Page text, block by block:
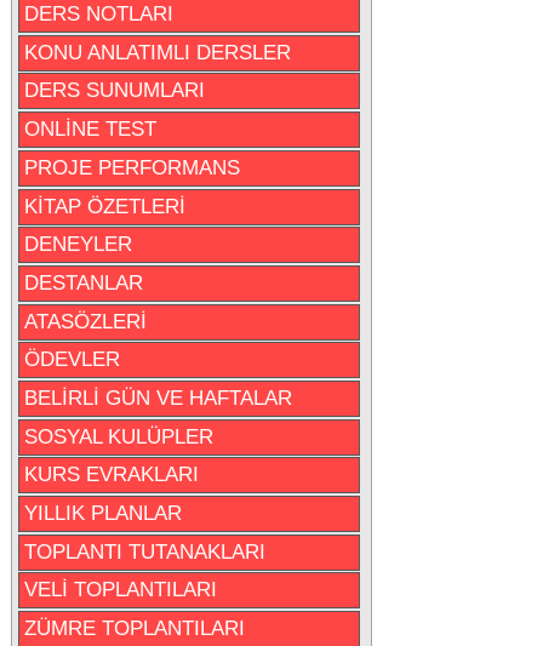
DERS NOTLARI
KONU ANLATIMLI DERSLER
DERS SUNUMLARI
ONLİNE TEST
PROJE PERFORMANS
KİTAP ÖZETLERİ
DENEYLER
DESTANLAR
ATASÖZLERİ
ÖDEVLER
BELİRLİ GÜN VE HAFTALAR
SOSYAL KULÜPLER
KURS EVRAKLARI
YILLIK PLANLAR
TOPLANTI TUTANAKLARI
VELİ TOPLANTILARI
ZÜMRE TOPLANTILARI